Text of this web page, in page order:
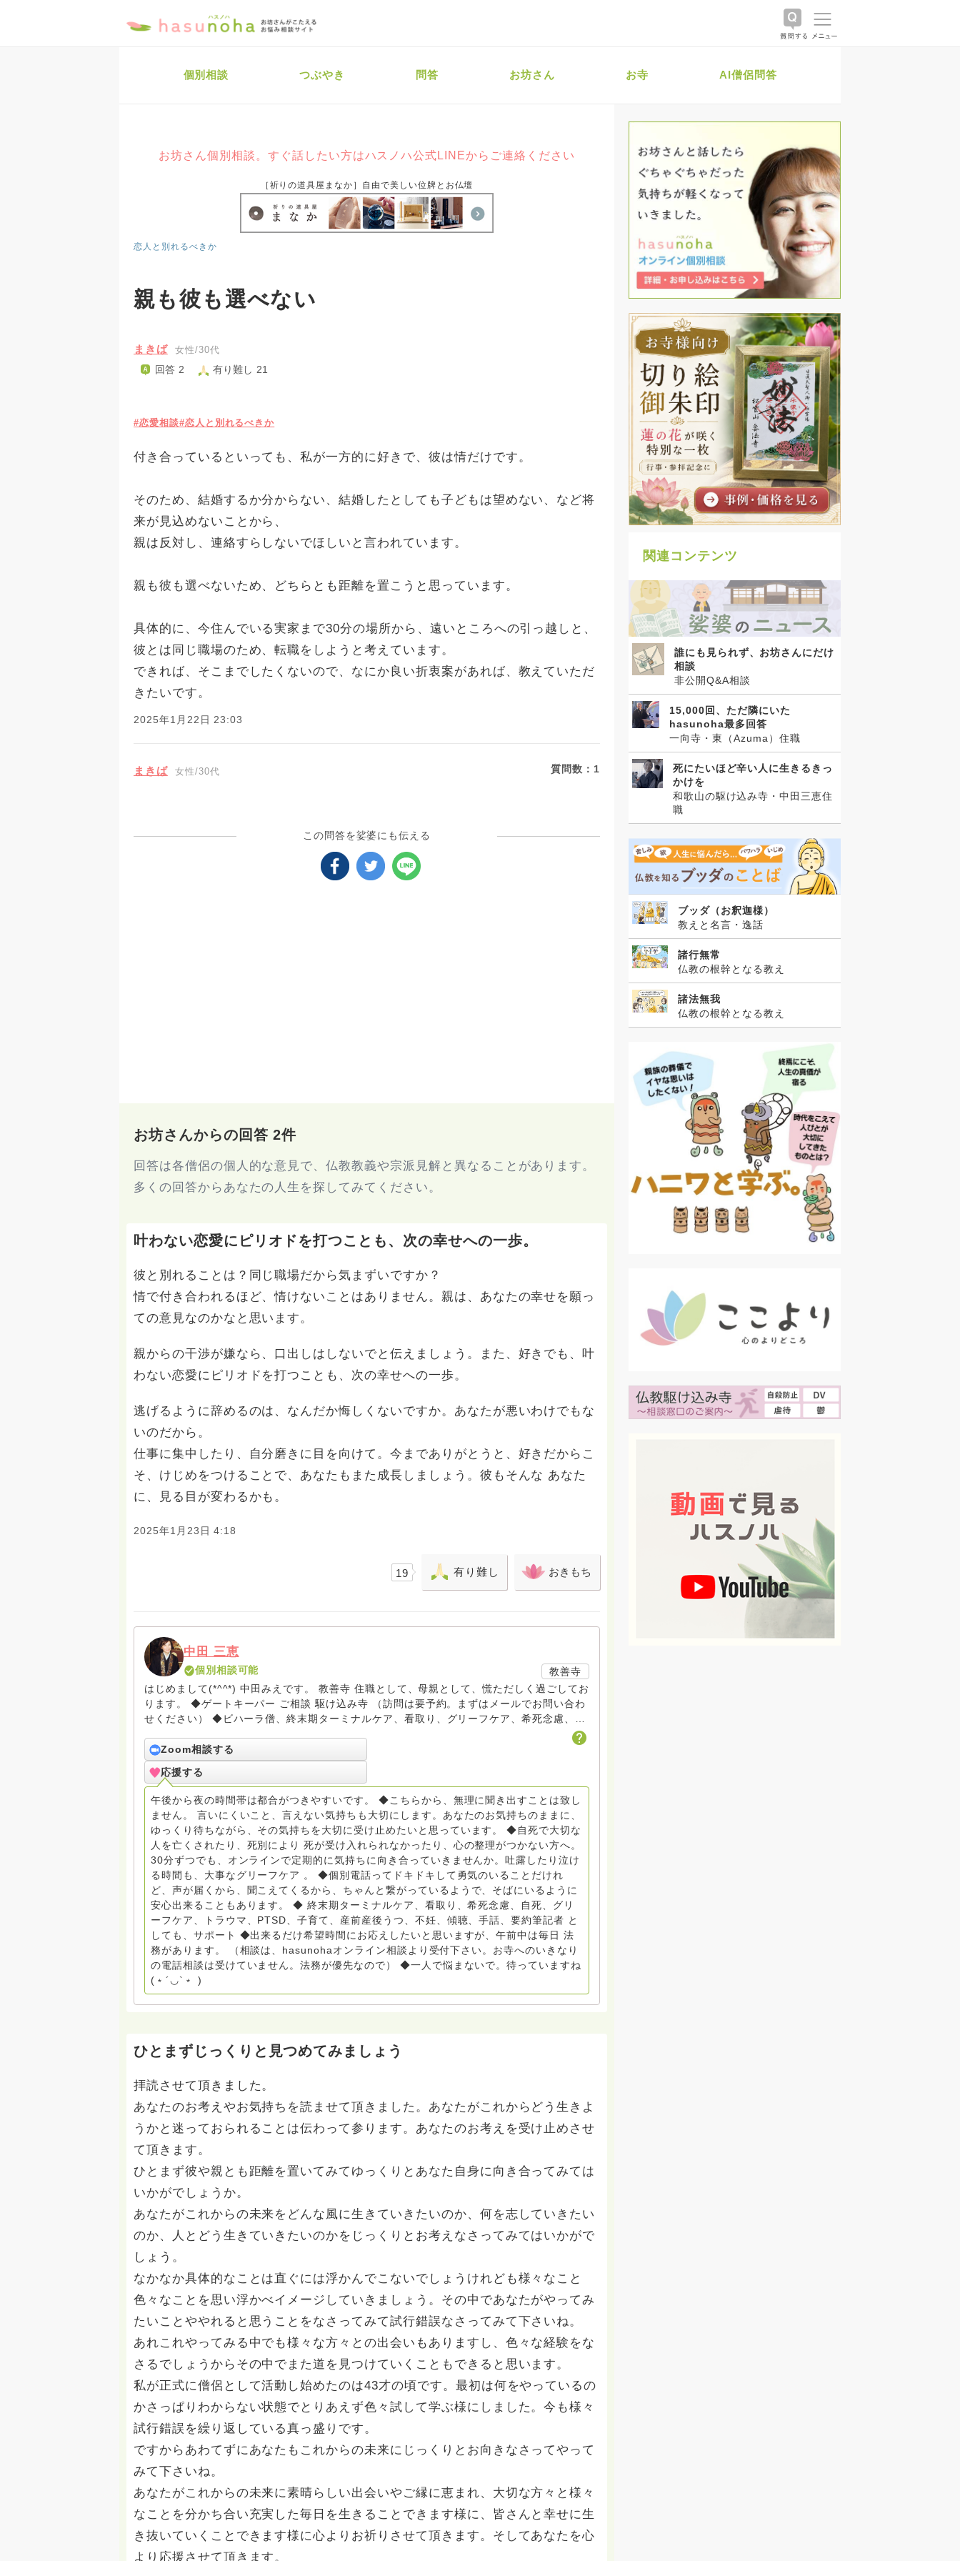
個別相談 つぶやき 問答 お坊さん お寺 AI僧侶問答
お坊さん個別相談。すぐ話したい方はハスノハ公式LINEからご連絡ください
［祈りの道具屋まなか］自由で美しい位牌とお仏壇
恋人と別れるべきか
親も彼も選べない
まきば 女性/30代
回答 2 有り難し 21
#恋愛相談#恋人と別れるべきか
付き合っているといっても、私が一方的に好きで、彼は情だけです。
そのため、結婚するか分からない、結婚したとしても子どもは望めない、など将
来が見込めないことから、
親は反対し、連絡すらしないでほしいと言われています。
親も彼も選べないため、どちらとも距離を置こうと思っています。
具体的に、今住んでいる実家まで30分の場所から、遠いところへの引っ越しと、
彼とは同じ職場のため、転職をしようと考えています。
できれば、そこまでしたくないので、なにか良い折衷案があれば、教えていただ
きたいです。
2025年1月22日 23:03
まきば 女性/30代 質問数： 1
この問答を娑婆にも伝える
お坊さんからの回答 2件
回答は各僧侶の個人的な意見で、仏教教義や宗派見解と異なることがあります。
多くの回答からあなたの人生を探してみてください。
叶わない恋愛にピリオドを打つことも、次の幸せへの一歩。
彼と別れることは？同じ職場だから気まずいですか？
情で付き合われるほど、情けないことはありません。親は、あなたの幸せを願っ
ての意見なのかなと思います。
親からの干渉が嫌なら、口出しはしないでと伝えましょう。また、好きでも、叶
わない恋愛にピリオドを打つことも、次の幸せへの一歩。
逃げるように辞めるのは、なんだか悔しくないですか。あなたが悪いわけでもな
いのだから。
仕事に集中したり、自分磨きに目を向けて。今までありがとうと、好きだからこ
そ、けじめをつけることで、あなたもまた成長しましょう。彼もそんな あなた
に、見る目が変わるかも。
2025年1月23日 4:18
19 有り難し おきもち
中田 三恵
個別相談可能
教善寺
はじめまして(*^^*) 中田みえです。 教善寺 住職として、母親として、慌ただしく過ごしてお
ります。 ◆ゲートキーパー ご相談 駆け込み寺 （訪問は要予約。まずはメールでお問い合わ
せください） ◆ビハーラ僧、終末期ターミナルケア、看取り、グリーフケア、希死念慮、自
死、産前産後うつ、育児、DV、デートDV、トラウマ、PTSD、傾聴トレーナー、手話、要約
筆記、行政相談員、女性支援員、小学校 中学校支援員としても、ケアサポートをしていま
す。 ◆一般社団法人『グリーフケアともしび』理事長 【ともしび遺族会】運営 毎月 第１
金・昼夜2回開催（大阪駅前第3ビル） 14：00〜，18：00〜 お問い合わせ申込⬇️こちらから
griefcare.tomoshibi@icloud.com ＊この活動は皆さまのご支援により支えられておりま
す。ご協力をよろしくお願いします。 ゆうちょ銀行 口座番号 普通408-6452769 一般社団
法人グリーフケアともしび ◆『ビハーラサロン おしゃべりカフェひだまり』 ビハーラ和歌
山代表 居場所運営 問い合わせ申込⬇️こちらから griefcare.tomoshibi@icloud.com ◆GEは
しもとサピュイエ 所属 （Gender Equity 誰もが自分らしく生きることができる社会をめざ
して）DV・女性支援 ◆認定NPO京都自死自殺相談センターSotto 元グリーフサポート委員長
（2018〜2024） ◆保育士.幼稚園教諭.小学校教諭. レクリエーションインストラクター.中学
校DV授業 10年間 保育 教育の現場で 総主任として勤めた経験も生かしつつ、お話できるこ
とがあれば 幸いです。 いつも あなたとともに。南無阿弥陀仏 ここでは、宗旨を問いませ
ん。 まずは、ひとりで抱え込まないで。 来寺お問い合わせは⬇️こちらから
miehimeyo@gmail.com ※時間を割いて、あなたに向き合っています。 ですので、過去の質
問へのお返事がない方には、応えていません。お礼回答がある方を優先しています。 懇志応
援も宜しくお願いします。 ※個別相談は、hasunohaオンライン相談より受け付けていま
す。お寺への いきなりの電話相談は受け付けておりません。また夜中や早朝の電話もご遠慮
ください。 法務を優先させてください。
Zoom相談する
応援する
午後から夜の時間帯は都合がつきやすいです。 ◆こちらから、無理に聞き出すことは致し
ません。 言いにくいこと、言えない気持ちも大切にします。あなたのお気持ちのままに、
ゆっくり待ちながら、その気持ちを大切に受け止めたいと思っています。 ◆自死で大切な
人を亡くされたり、死別により 死が受け入れられなかったり、心の整理がつかない方へ。
30分ずつでも、オンラインで定期的に気持ちに向き合っていきませんか。吐露したり泣け
る時間も、大事なグリーフケア 。 ◆個別電話ってドキドキして勇気のいることだけれ
ど、声が届くから、聞こえてくるから、ちゃんと繋がっているようで、そばにいるように
安心出来ることもあります。 ◆ 終末期ターミナルケア、看取り、希死念慮、自死、グリ
ーフケア、トラウマ、PTSD、子育て、産前産後うつ、不妊、傾聴、手話、要約筆記者 と
しても、サポート ◆出来るだけ希望時間にお応えしたいと思いますが、午前中は毎日 法
務があります。 （相談は、hasunohaオンライン相談より受付下さい。お寺へのいきなり
の電話相談は受けていません。法務が優先なので） ◆一人で悩まないで。待っていますね
(﹡´◡`﹡ )
ひとまずじっくりと見つめてみましょう
拝読させて頂きました。
あなたのお考えやお気持ちを読ませて頂きました。あなたがこれからどう生きよ
うかと迷っておられることは伝わって参ります。あなたのお考えを受け止めさせ
て頂きます。
ひとまず彼や親とも距離を置いてみてゆっくりとあなた自身に向き合ってみては
いかがでしょうか。
あなたがこれからの未来をどんな風に生きていきたいのか、何を志していきたい
のか、人とどう生きていきたいのかをじっくりとお考えなさってみてはいかがで
しょう。
なかなか具体的なことは直ぐには浮かんでこないでしょうけれども様々なこと
色々なことを思い浮かべイメージしていきましょう。その中であなたがやってみ
たいことややれると思うことをなさってみて試行錯誤なさってみて下さいね。
あれこれやってみる中でも様々な方々との出会いもありますし、色々な経験をな
さるでしょうからその中でまた道を見つけていくこともできると思います。
私が正式に僧侶として活動し始めたのは43才の頃です。最初は何をやっているの
かさっぱりわからない状態でとりあえず色々試して学ぶ様にしました。今も様々
試行錯誤を繰り返している真っ盛りです。
ですからあわてずにあなたもこれからの未来にじっくりとお向きなさってやって
みて下さいね。
あなたがこれからの未来に素晴らしい出会いやご縁に恵まれ、大切な方々と様々
なことを分かち合い充実した毎日を生きることできます様に、皆さんと幸せに生
き抜いていくことできます様に心よりお祈りさせて頂きます。そしてあなたを心
より応援させて頂きます。
関連コンテンツ
誰にも見られず、お坊さんにだけ
相談
非公開Q&A相談
15,000回、ただ隣にいた
hasunoha最多回答
一向寺・東（Azuma）住職
死にたいほど辛い人に生きるきっ
かけを
和歌山の駆け込み寺・中田三恵住
職
ブッダ（お釈迦様）
教えと名言・逸話
諸行無常
仏教の根幹となる教え
諸法無我
仏教の根幹となる教え